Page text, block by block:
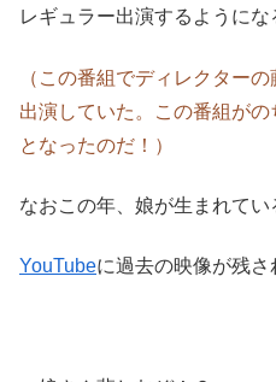
レギュラー出演するようにな
（この番組でディレクター
出演していた。この番組がの
となったのだ！）
なおこの年、娘が生まれてい
YouTubeに過去の映像が残